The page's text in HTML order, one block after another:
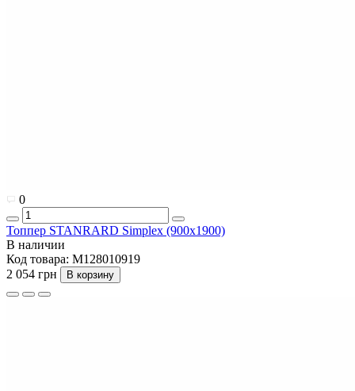
0
Топпер STANRARD Simplex (900x1900)
В наличии
Код товара: M128010919
2 054 грн
В корзину